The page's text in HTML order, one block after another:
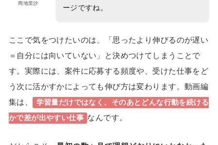
岡地里沙
ージですね。
ここで気をつけたいのは、「思ったより伸びるのが遅い
＝自分には向いていない」と決めつけてしまうことで
す。実際には、案件に応募する頻度や、受けた仕事をど
う次に活かすかによっても伸び方は変わります。動画編
集は、
学習量だけではなく、そのあとどんな行動を続ける
かで差が出やすい仕事 なんです。